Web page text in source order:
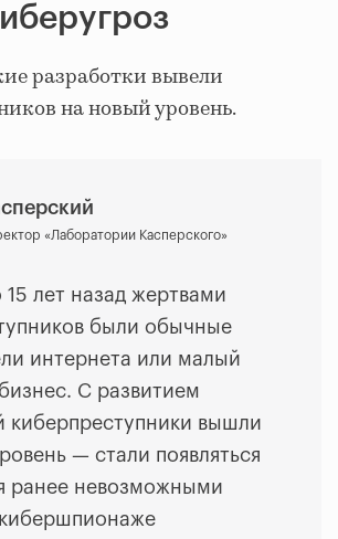
разработки вывели
на новый уровень.
«Лаборатории Касперского»
15 лет назад жертвами
были обычные
интернета или малый
С развитием
киберпреступники вышли
— стали появляться
ранее невозможными